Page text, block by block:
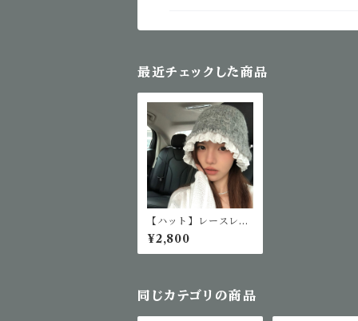
最近チェックした商品
【ハット】レースレイ
ヤードニット帽
¥2,800
同じカテゴリの商品